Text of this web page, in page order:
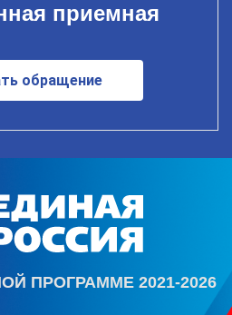
приемная
обращение
ПРОГРАММЕ 2021-2026